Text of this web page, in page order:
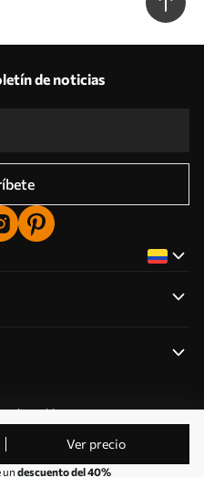
Ver precio
un descuento del 40%
de noticias
de cookies
los derechos reservados.
o.o. CIF: PL9223057591.